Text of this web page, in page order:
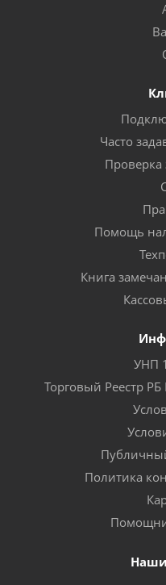
Часто
Проверка
Помощь
Книга
УНП
Торговый Реестр
Политика